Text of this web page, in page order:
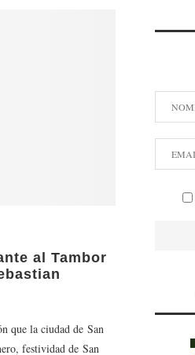
al Tambor
que la ciudad de San
festividad de San